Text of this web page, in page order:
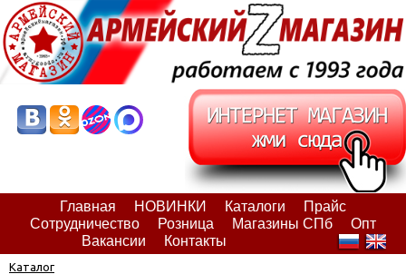
Главная НОВИНКИ Каталоги
Прайс
Сотрудничество
Розница Магазины СПб
Опт
Вакансии
Контакты
Каталог